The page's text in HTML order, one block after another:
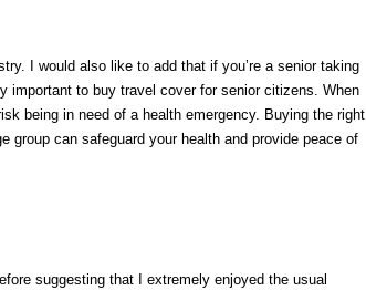
I would also like to add that if you’re a senior taking
important to buy travel cover for senior citizens. When
being in need of a health emergency. Buying the right
group can safeguard your health and provide peace of
suggesting that I extremely enjoyed the usual